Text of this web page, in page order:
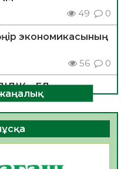
49 0
экономикасының
56 0
– ЕЛ
54 0
– БОЛАШАҚҚА